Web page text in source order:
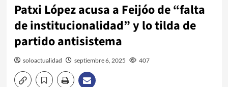
Patxi López acusa a Feijóo de “falta
de institucionalidad” y lo tilda de
partido antisistema
soloactualidad septiembre 6, 2025 407